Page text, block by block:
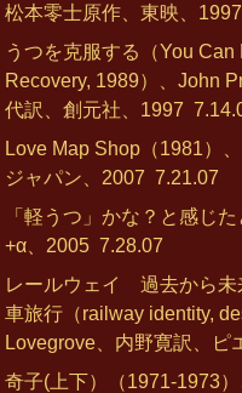
松本零士原作、東映、1997
うつを克服する（You
Recovery, 1989）、John
代訳、創元社、1997
Love Map Shop（1981）
ジャパン、2007 7.21.07
「軽うつ」かな？と感じ
+α、2005 7.28.07
レールウェイ 過去から未
車旅行（railway identity,
Lovegrove、内野寛訳、ピ
奇子(上下）（1971-1973